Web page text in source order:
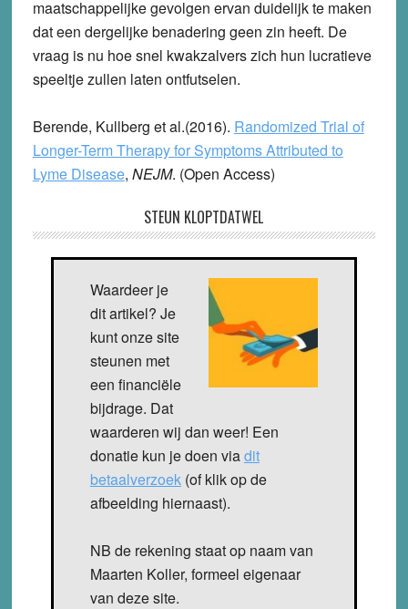
maatschappelijke gevolgen ervan duidelijk te maken
dat een dergelijke benadering geen zin heeft. De
vraag is nu hoe snel kwakzalvers zich hun lucratieve
speeltje zullen laten ontfutselen.
Berende, Kullberg et al.(2016). Randomized Trial of
Longer-Term Therapy for Symptoms Attributed to
Lyme Disease, NEJM. (Open Access)
STEUN KLOPTDATWEL
Waardeer je
dit artikel? Je
kunt onze site
steunen met
een financiële
bijdrage. Dat
waarderen wij dan weer! Een
donatie kun je doen viadit
betaalverzoek(of klik op de
afbeelding hiernaast).
NB de rekening staat op naam van
Maarten Koller, formeel eigenaar
van deze site.